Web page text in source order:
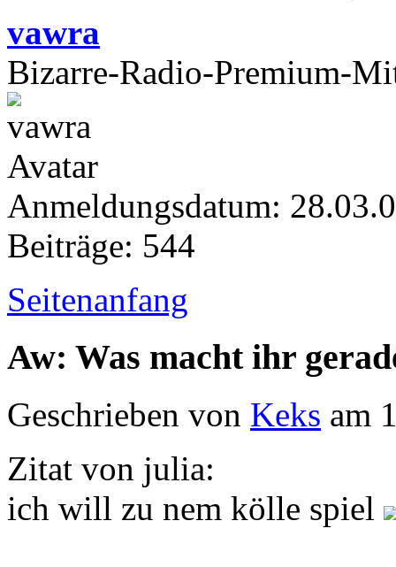
vawra
Bizarre-Radio-Premium-
Anmeldungsdatum:
Beiträge: 544
Seitenanfang
Aw: Was macht ihr
Geschrieben von Keks am
Zitat von julia:
ich will zu nem kölle spiel